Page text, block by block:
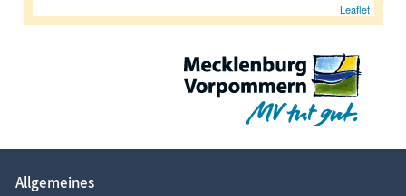
Wissenswertes
Leaflet
Allgemeines